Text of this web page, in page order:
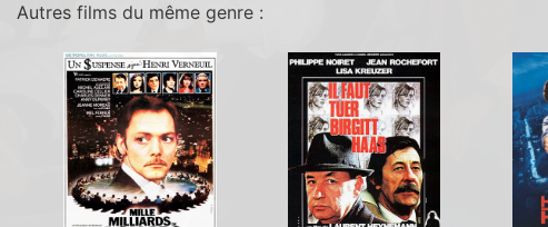
Autres films du même genre :